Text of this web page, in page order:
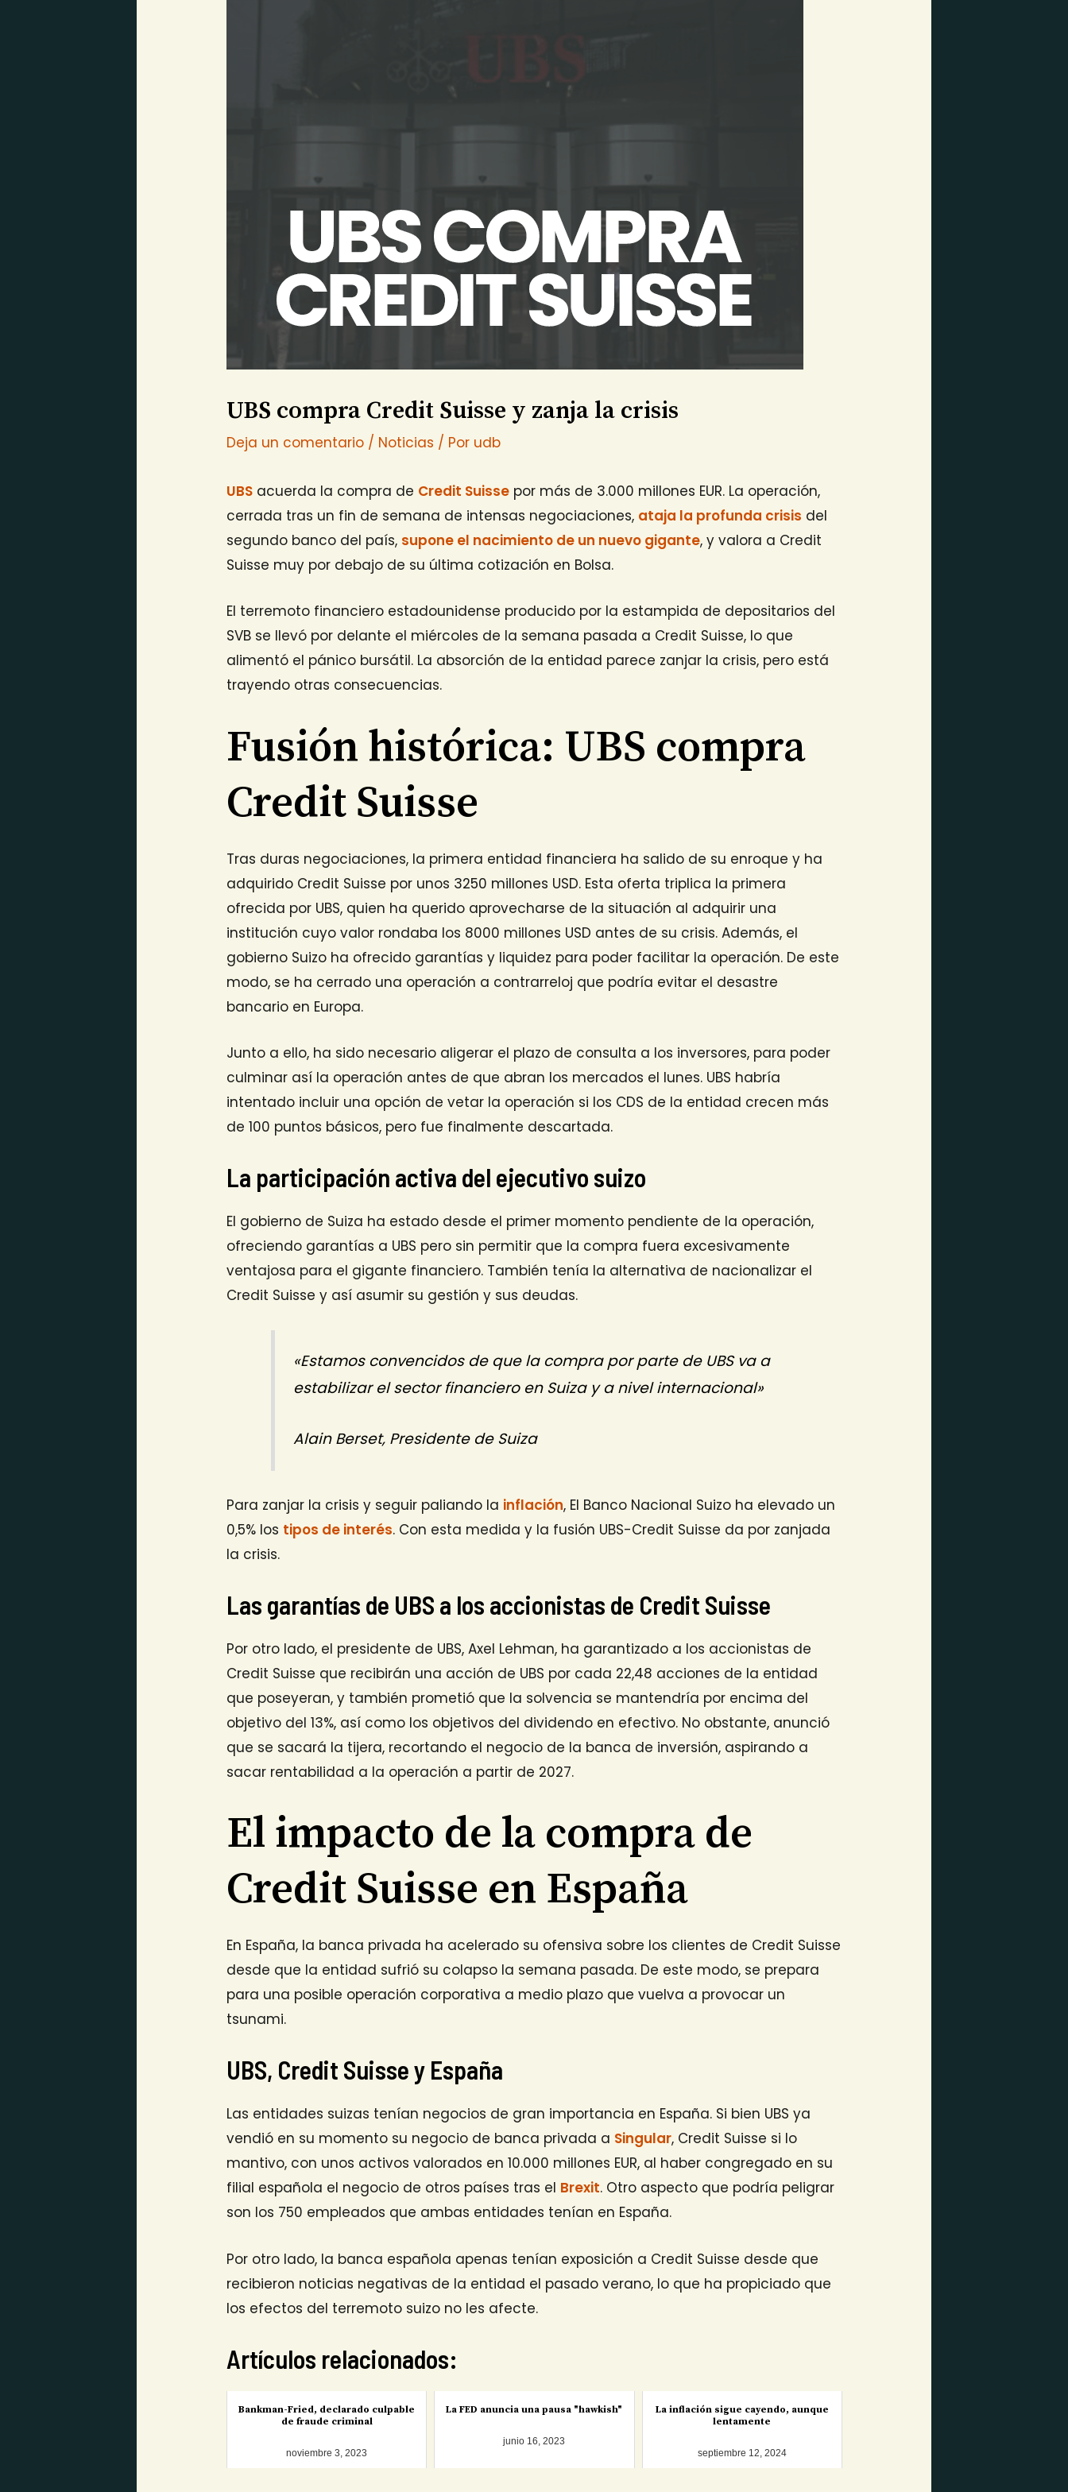
UBS compra Credit Suisse y zanja la crisis
Deja un comentario / Noticias / Por udb
UBS acuerda la compra de Credit Suisse por más de 3.000 millones EUR. La operación,
cerrada tras un fin de semana de intensas negociaciones, ataja la profunda crisis del
segundo banco del país, supone el nacimiento de un nuevo gigante, y valora a Credit
Suisse muy por debajo de su última cotización en Bolsa.
El terremoto financiero estadounidense producido por la estampida de depositarios del
SVB se llevó por delante el miércoles de la semana pasada a Credit Suisse, lo que
alimentó el pánico bursátil. La absorción de la entidad parece zanjar la crisis, pero está
trayendo otras consecuencias.
Fusión histórica: UBS compra
Credit Suisse
Tras duras negociaciones, la primera entidad financiera ha salido de su enroque y ha
adquirido Credit Suisse por unos 3250 millones USD. Esta oferta triplica la primera
ofrecida por UBS, quien ha querido aprovecharse de la situación al adquirir una
institución cuyo valor rondaba los 8000 millones USD antes de su crisis. Además, el
gobierno Suizo ha ofrecido garantías y liquidez para poder facilitar la operación. De este
modo, se ha cerrado una operación a contrarreloj que podría evitar el desastre
bancario en Europa.
Junto a ello, ha sido necesario aligerar el plazo de consulta a los inversores, para poder
culminar así la operación antes de que abran los mercados el lunes. UBS habría
intentado incluir una opción de vetar la operación si los CDS de la entidad crecen más
de 100 puntos básicos, pero fue finalmente descartada.
La participación activa del ejecutivo suizo
El gobierno de Suiza ha estado desde el primer momento pendiente de la operación,
ofreciendo garantías a UBS pero sin permitir que la compra fuera excesivamente
ventajosa para el gigante financiero. También tenía la alternativa de nacionalizar el
Credit Suisse y así asumir su gestión y sus deudas.
«Estamos convencidos de que la compra por parte de UBS va a
estabilizar el sector financiero en Suiza y a nivel internacional»
Alain Berset, Presidente de Suiza
Para zanjar la crisis y seguir paliando la inflación, El Banco Nacional Suizo ha elevado un
0,5% los tipos de interés. Con esta medida y la fusión UBS-Credit Suisse da por zanjada
la crisis.
Las garantías de UBS a los accionistas de Credit Suisse
Por otro lado, el presidente de UBS, Axel Lehman, ha garantizado a los accionistas de
Credit Suisse que recibirán una acción de UBS por cada 22,48 acciones de la entidad
que poseyeran, y también prometió que la solvencia se mantendría por encima del
objetivo del 13%, así como los objetivos del dividendo en efectivo. No obstante, anunció
que se sacará la tijera, recortando el negocio de la banca de inversión, aspirando a
sacar rentabilidad a la operación a partir de 2027.
El impacto de la compra de
Credit Suisse en España
En España, la banca privada ha acelerado su ofensiva sobre los clientes de Credit Suisse
desde que la entidad sufrió su colapso la semana pasada. De este modo, se prepara
para una posible operación corporativa a medio plazo que vuelva a provocar un
tsunami.
UBS, Credit Suisse y España
Las entidades suizas tenían negocios de gran importancia en España. Si bien UBS ya
vendió en su momento su negocio de banca privada a Singular, Credit Suisse si lo
mantivo, con unos activos valorados en 10.000 millones EUR, al haber congregado en su
filial española el negocio de otros países tras el Brexit. Otro aspecto que podría peligrar
son los 750 empleados que ambas entidades tenían en España.
Por otro lado, la banca española apenas tenían exposición a Credit Suisse desde que
recibieron noticias negativas de la entidad el pasado verano, lo que ha propiciado que
los efectos del terremoto suizo no les afecte.
Artículos relacionados:
Bankman-Fried, declarado culpable
de fraude criminal
noviembre 3, 2023
La FED anuncia una pausa "hawkish"
junio 16, 2023
La inflación sigue cayendo, aunque
lentamente
septiembre 12, 2024